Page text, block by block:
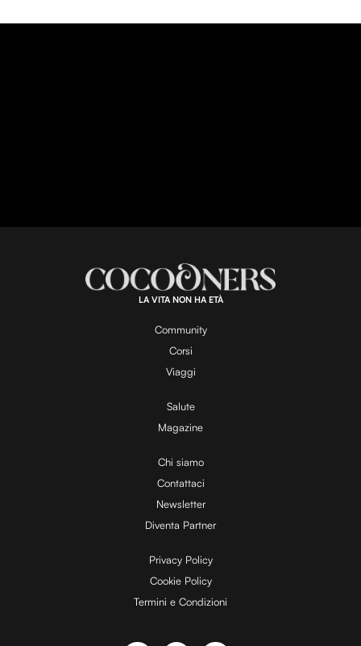
LA VITA NON HA ETÀ
Community
Corsi
Viaggi
Salute
Magazine
Chi siamo
Contattaci
Newsletter
Diventa Partner
Privacy Policy
Cookie Policy
Termini e Condizioni